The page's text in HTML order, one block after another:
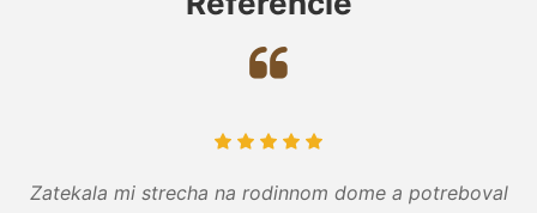
Zatekala mi strecha na rodinnom dome a potreboval